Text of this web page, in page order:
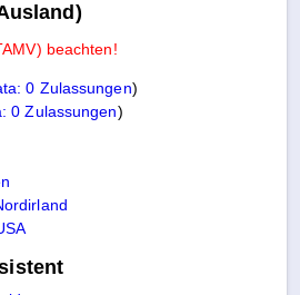
beachten!
0 Zulassungen)
0 Zulassungen)